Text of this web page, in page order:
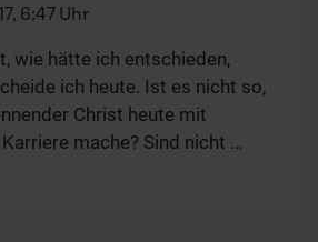
6:47 Uhr
wie hätte ich entschieden,
ich heute. Ist es nicht so,
Christ heute mit
mache? Sind nicht …